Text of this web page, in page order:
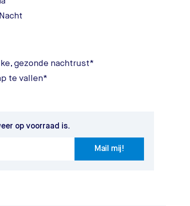
gezonde nachtrust*
te vallen*
op voorraad is.
Mail mij!